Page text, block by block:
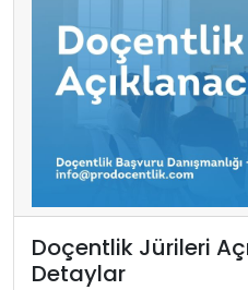
Doçentlik Jürileri
Detaylar